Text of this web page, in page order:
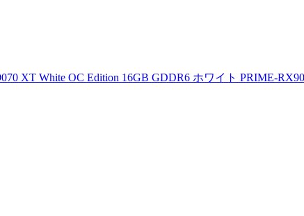
XT White OC Edition 16GB GDDR6 ホワイト PRIME-